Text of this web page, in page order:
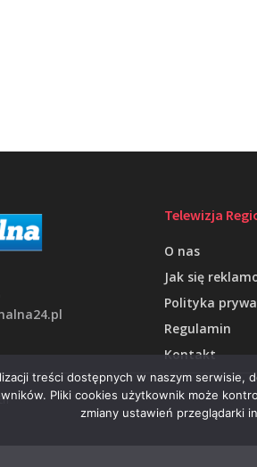
Telewizja
O nas
Jak się
Polityka
Regulamin
Kontakt
treści dostępnych w naszym serwisie,
Pliki cookies użytkownik może
zmiany ustawień przeglądarki